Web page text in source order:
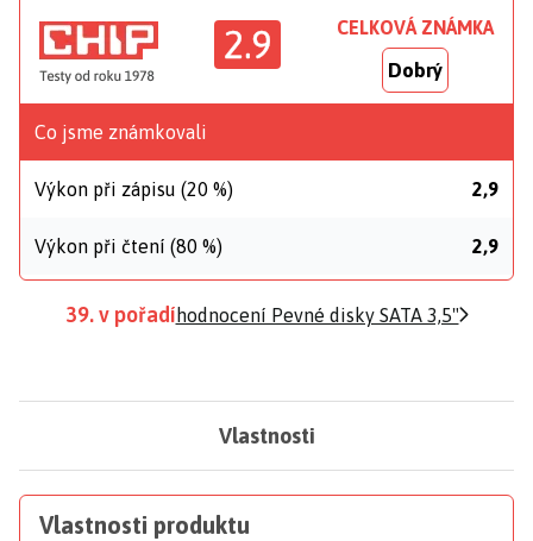
2.9 CELKOVÁ ZNÁMKA
Dobrý
Co jsme známkovali
Výkon při zápisu (20 %) 2,9
Výkon při čtení (80 %) 2,9
39. v pořadí hodnocení Pevné disky SATA 3,5"
Vlastnosti
Vlastnosti produktu